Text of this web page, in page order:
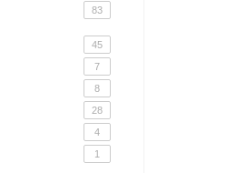
83
45
7
8
28
4
1